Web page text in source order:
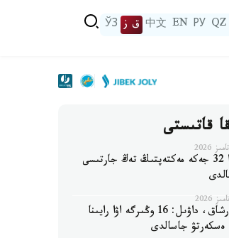
QZ
РУ
EN
中文 ق ز ЎЗ
قاتىستى
قىزىلوردادا 32 جەكە مەكتەپتىڭ تەڭ جارتىسى
نوسەر، بۇرشاق، داۋىل: 16 وڭىرگە اۋا رايىنا
ەسكەرتۋ جاسالدى